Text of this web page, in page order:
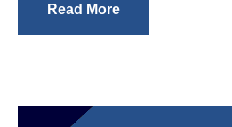
Read More